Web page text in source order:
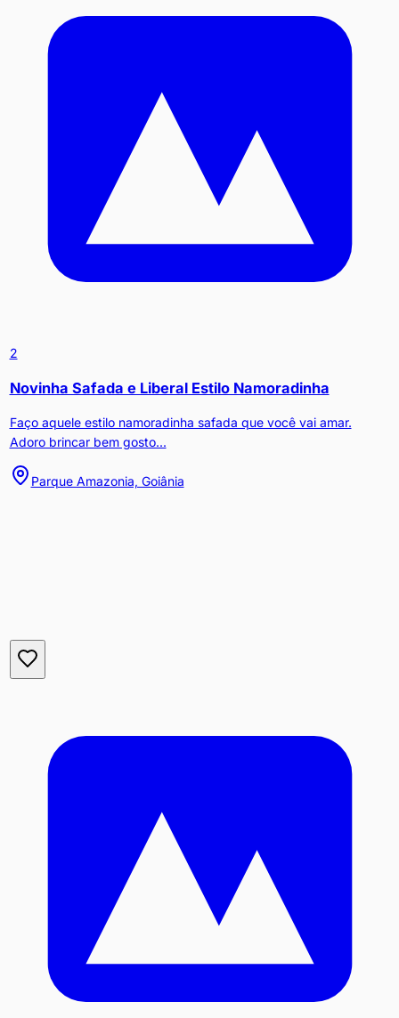
2
Novinha Safada e Liberal Estilo Namoradinha
Faço aquele estilo namoradinha safada que você vai amar.
Adoro brincar bem gosto...
Parque Amazonia, Goiânia